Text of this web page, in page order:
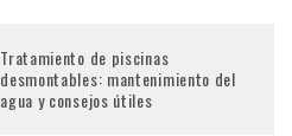
Tratamiento de piscinas
desmontables: mantenimiento del
agua y consejos útiles